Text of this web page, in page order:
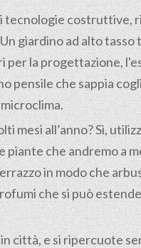
tecnologie costruttive,
giardino ad alto tasso
la progettazione,
pensile che sappia
mesi all’anno? Sì,
che andremo a
in modo che
che si può
città, e si ripercuote